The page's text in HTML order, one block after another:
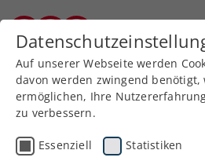
Aktuelle
Auf unserer Webseite werden
davon werden zwingend
ermöglichen, Ihre
zu verbessern.
Essenziell Statistiken